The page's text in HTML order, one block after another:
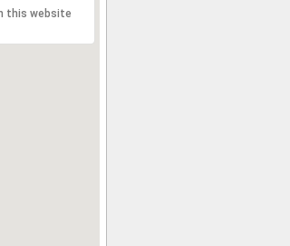
this website?